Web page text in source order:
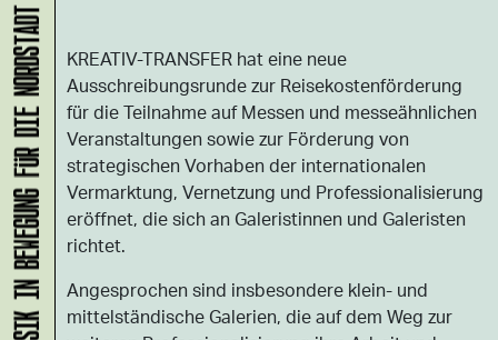
KREATIV-TRANSFER hat eine neue
Ausschreibungsrunde zur Reisekostenförderung
für die Teilnahme auf Messen und messeähnlichen
Veranstaltungen sowie zur Förderung von
strategischen Vorhaben der internationalen
Vermarktung, Vernetzung und Professionalisierung
eröffnet, die sich an Galeristinnen und Galeristen
richtet.
Angesprochen sind insbesondere klein- und
mittelständische Galerien, die auf dem Weg zur